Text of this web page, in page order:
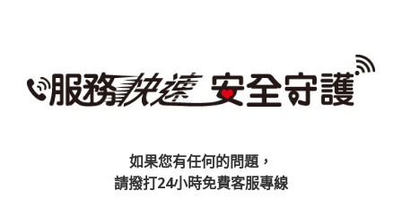
如果您有任何的問題，
請撥打24小時免費客服專線